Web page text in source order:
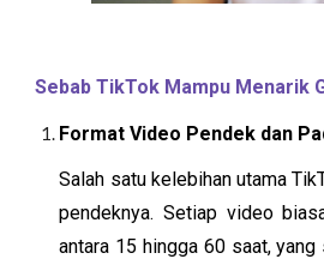
Sebab TikTok Mampu Menarik
Format Video Pendek dan
Salah satu kelebihan utama
pendeknya. Setiap video
antara 15 hingga 60 saat,